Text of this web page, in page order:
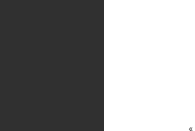
«